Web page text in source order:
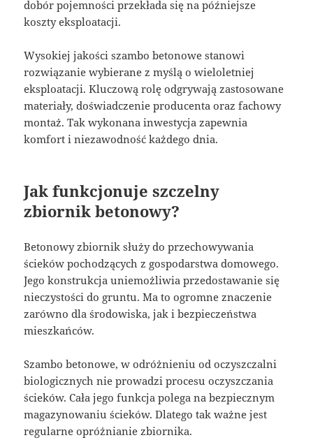
dobór pojemności przekłada się na późniejsze
koszty eksploatacji.
Wysokiej jakości szambo betonowe stanowi
rozwiązanie wybierane z myślą o wieloletniej
eksploatacji. Kluczową rolę odgrywają zastosowane
materiały, doświadczenie producenta oraz fachowy
montaż. Tak wykonana inwestycja zapewnia
komfort i niezawodność każdego dnia.
Jak funkcjonuje szczelny
zbiornik betonowy?
Betonowy zbiornik służy do przechowywania
ścieków pochodzących z gospodarstwa domowego.
Jego konstrukcja uniemożliwia przedostawanie się
nieczystości do gruntu. Ma to ogromne znaczenie
zarówno dla środowiska, jak i bezpieczeństwa
mieszkańców.
Szambo betonowe, w odróżnieniu od oczyszczalni
biologicznych nie prowadzi procesu oczyszczania
ścieków. Cała jego funkcja polega na bezpiecznym
magazynowaniu ścieków. Dlatego tak ważne jest
regularne opróżnianie zbiornika.